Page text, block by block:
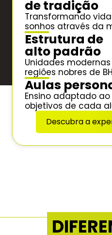
de tradição
Transformando
sonhos através da
Estrutura de
alto padrão
Unidades
regiões nobres de
Aulas
Ensino adaptado
objetivos de cada
Descubra a